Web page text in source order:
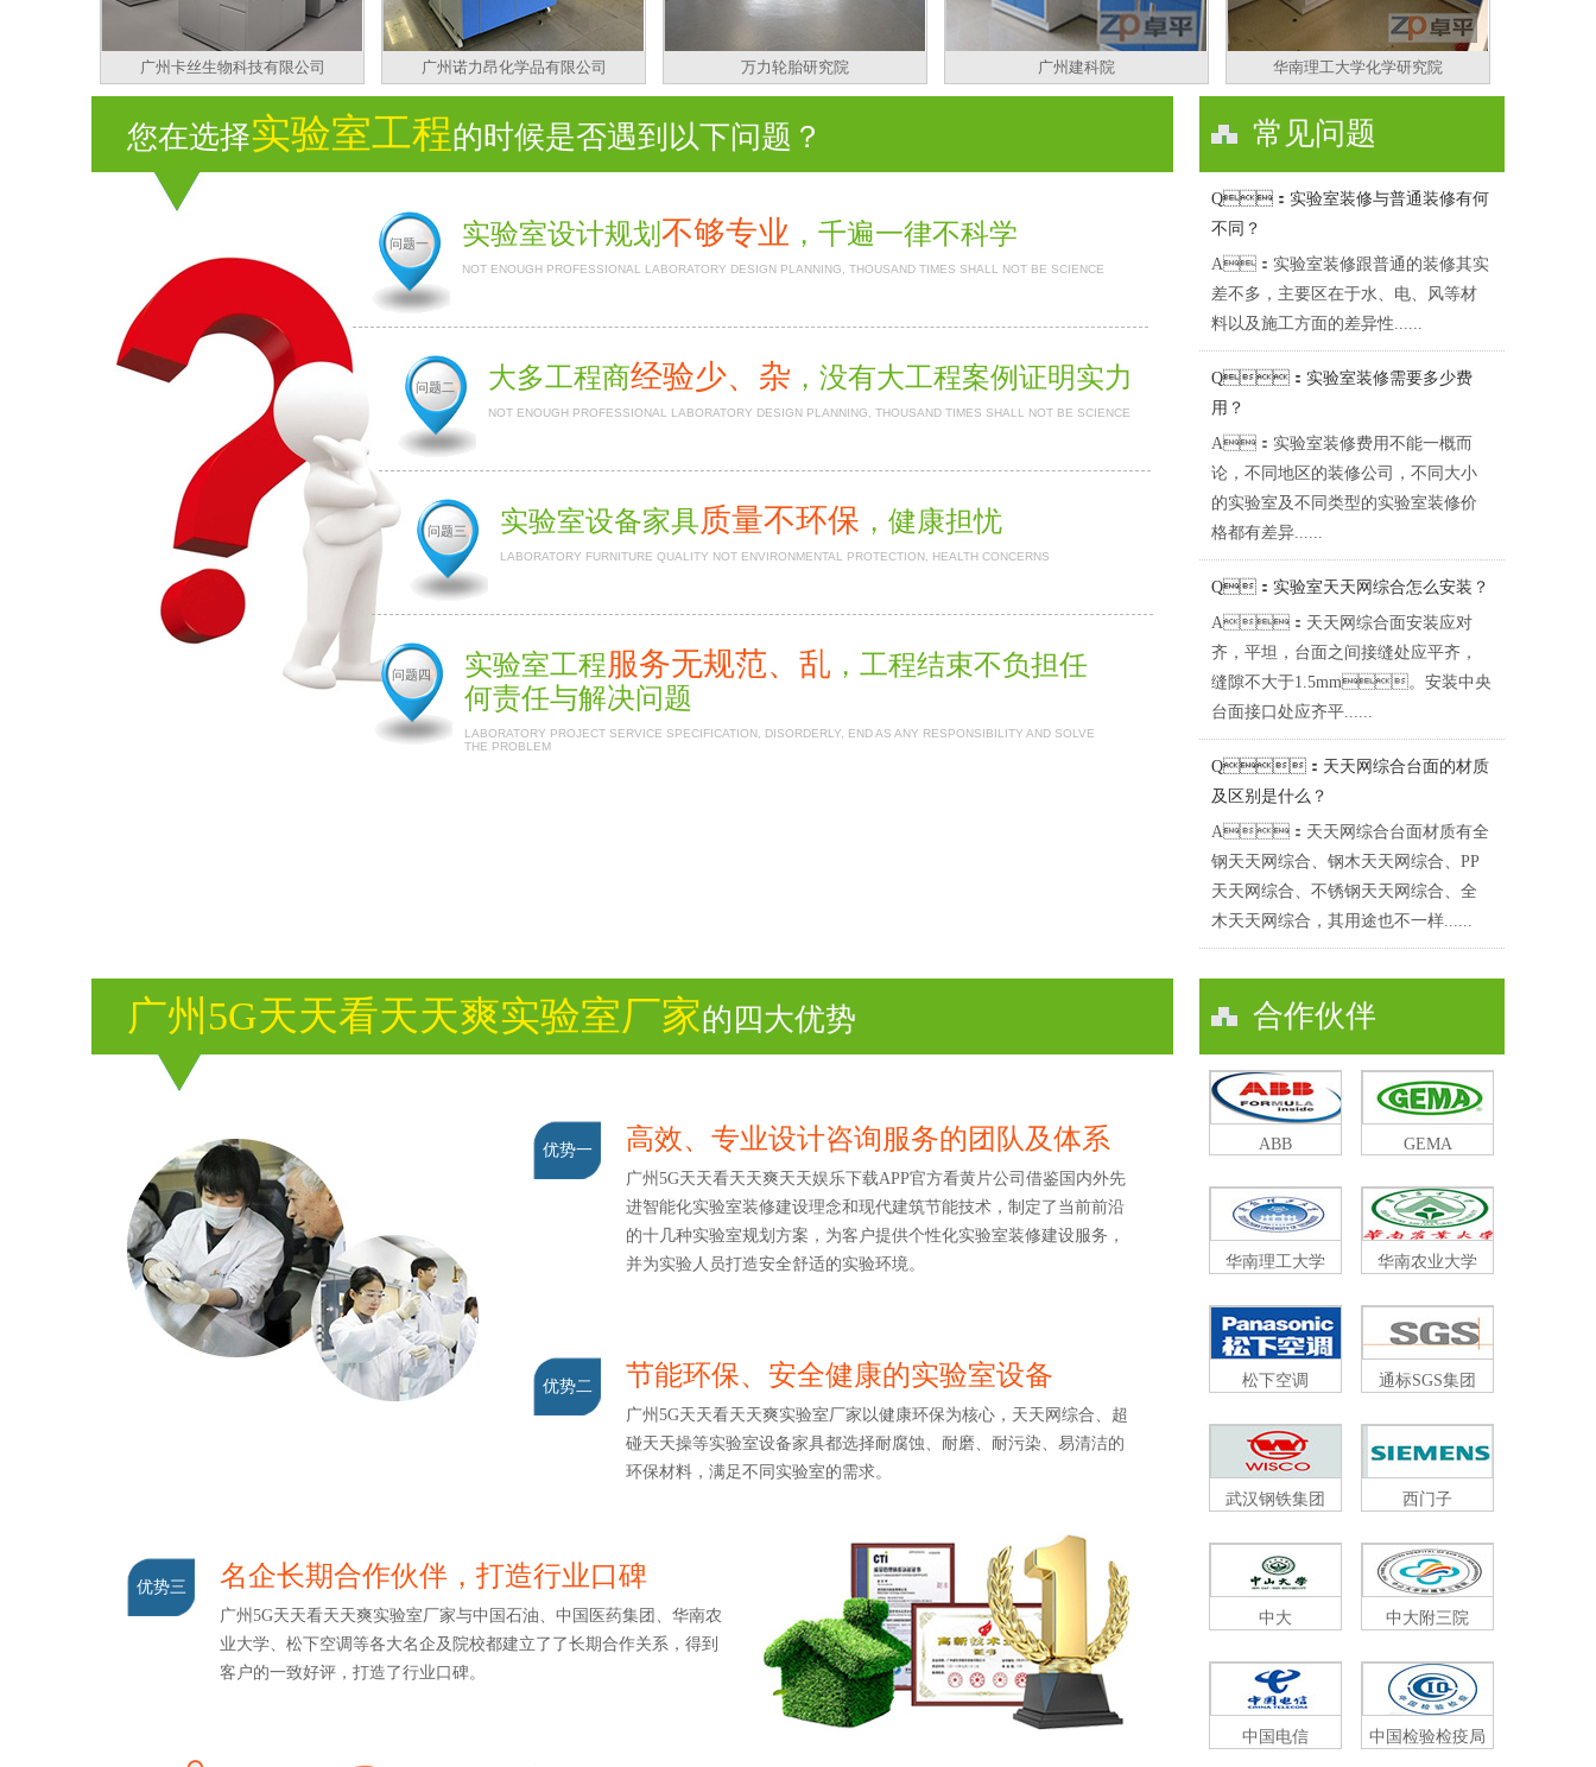
广州卡丝生物科技有限公司 广州诺力昂化学品有限公司 万力轮胎研究院 广州建科院 华南理工大学化学研究院
您在选择实验室工程的时候是否遇到以下问题？
问题一 实验室设计规划 不够专业 ，千遍一律不科学
NOT ENOUGH PROFESSIONAL LABORATORY DESIGN PLANNING, THOUSAND TIMES SHALL NOT BE SCIENCE
问题二 大多工程商经验少、杂 ，没有大工程案例证明实力
NOT ENOUGH PROFESSIONAL LABORATORY DESIGN PLANNING, THOUSAND TIMES SHALL NOT BE SCIENCE
问题三 实验室设备家具质量不环保 ，健康担忧
LABORATORY FURNITURE QUALITY NOT ENVIRONMENTAL PROTECTION, HEALTH CONCERNS
问题四 实验室工程服务无规范、乱 ，工程结束不负担任
何责任与解决问题
LABORATORY PROJECT SERVICE SPECIFICATION, DISORDERLY, END AS ANY RESPONSIBILITY AND SOLVE
THE PROBLEM
常见问题
Q：实验室装修与普通装修有何
不同？
A：实验室装修跟普通的装修其实
差不多，主要区在于水、电、风等材
料以及施工方面的差异性......
Q：实验室装修需要多少费
用？
A：实验室装修费用不能一概而
论，不同地区的装修公司，不同大小
的实验室及不同类型的实验室装修价
格都有差异......
Q：实验室天天网综合怎么安装？
A：天天网综合面安装应对
齐，平坦，台面之间接缝处应平齐，
缝隙不大于1.5mm。安装中央
台面接口处应齐平......
Q：天天网综合台面的材质
及区别是什么？
A：天天网综合台面材质有全
钢天天网综合、钢木天天网综合、PP
天天网综合、不锈钢天天网综合、全
木天天网综合，其用途也不一样......
广州5G天天看天天爽实验室厂家的四大优势
优势一 高效、专业设计咨询服务的团队及体系
广州5G天天看天天爽天天娱乐下载APP官方看黄片公司借鉴国内外先
进智能化实验室装修建设理念和现代建筑节能技术，制定了当前前沿
的十几种实验室规划方案，为客户提供个性化实验室装修建设服务，
并为实验人员打造安全舒适的实验环境。
优势二 节能环保、安全健康的实验室设备
广州5G天天看天天爽实验室厂家以健康环保为核心，天天网综合、超
碰天天操等实验室设备家具都选择耐腐蚀、耐磨、耐污染、易清洁的
环保材料，满足不同实验室的需求。
优势三 名企长期合作伙伴，打造行业口碑
广州5G天天看天天爽实验室厂家与中国石油、中国医药集团、华南农
业大学、松下空调等各大名企及院校都建立了了长期合作关系，得到
客户的一致好评，打造了行业口碑。
合作伙伴
ABB GEMA
华南理工大学 华南农业大学
松下空调 通标SGS集团
武汉钢铁集团 西门子
中大 中大附三院
中国电信 中国检验检疫局